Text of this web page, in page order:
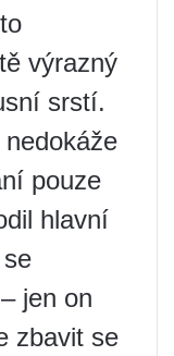
výrazný
srstí.
pouze
hlavní
jen on
zbavit se